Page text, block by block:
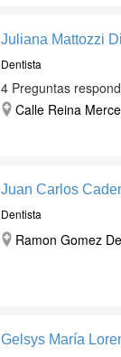
Juliana Mattozzi
Dentista
4 Preguntas
Calle Reina
Juan Carlos
Dentista
Ramon Gomez
Gelsys María